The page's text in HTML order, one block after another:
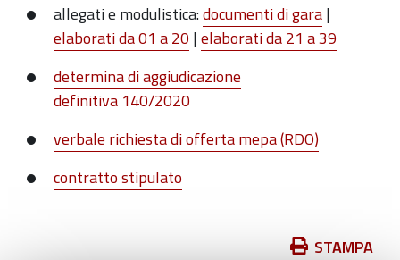
allegati e modulistica:documenti di gara|
elaborati da 01 a 20 |elaborati da 21 a 39
determina di aggiudicazione
definitiva 140/2020
verbale richiesta di offerta mepa (RDO)
contratto stipulato
STAMPA